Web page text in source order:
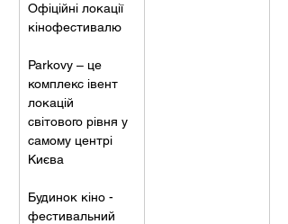
Офіційні локації
кінофестивалю
Parkovy – це
комплекс івент
локацій
світового рівня у
самому центрі
Києва
Будинок кіно -
фестивальний